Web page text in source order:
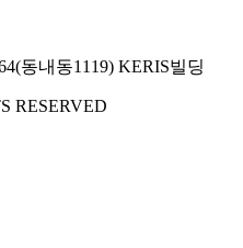
동내동1119) KERIS빌딩
RESERVED